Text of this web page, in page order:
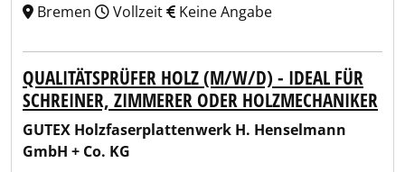
Bremen
Vollzeit Keine Angabe
QUALITÄTSPRÜFER HOLZ (M/W/D) - IDEAL FÜR
SCHREINER, ZIMMERER ODER HOLZMECHANIKER
GUTEX Holzfaserplattenwerk H. Henselmann
GmbH + Co. KG